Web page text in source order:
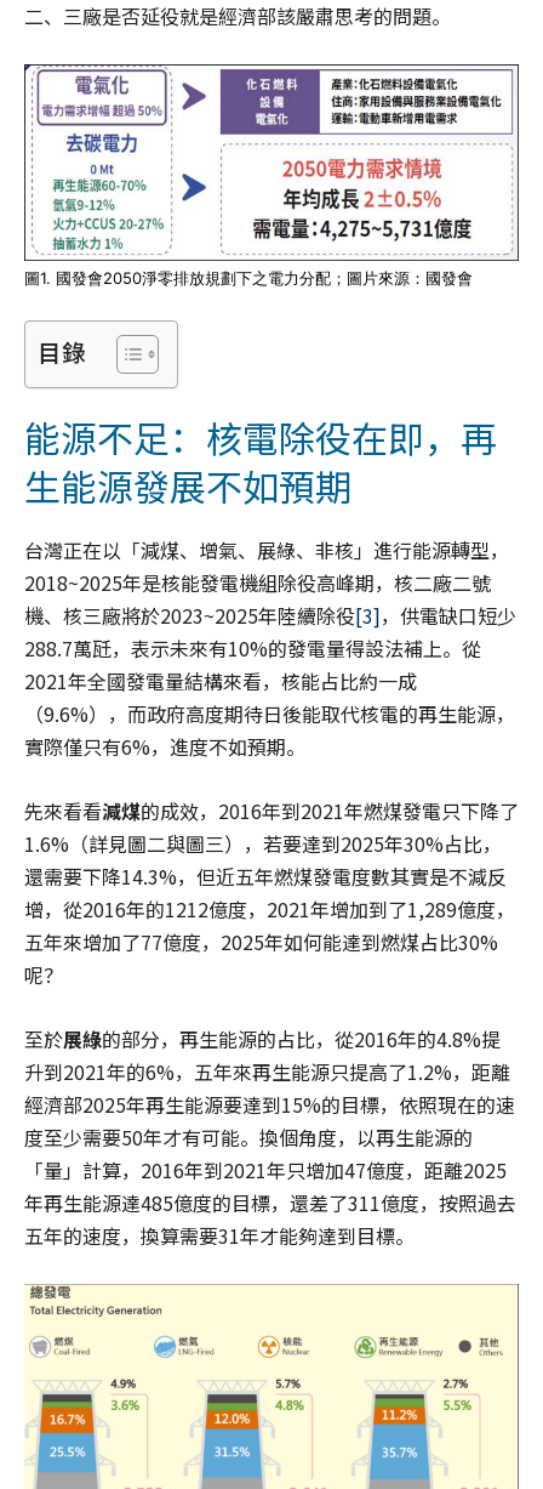
二、三廠是否延役就是經濟部該嚴肅思考的問題。
圖1. 國發會2050淨零排放規劃下之電力分配；圖片來源：國發會
目錄
能源不足：核電除役在即，再
生能源發展不如預期
台灣正在以「減煤、增氣、展綠、非核」進行能源轉型，
2018~2025年是核能發電機組除役高峰期，核二廠二號
機、核三廠將於2023~2025年陸續除役[3]，供電缺口短少
288.7萬瓩，表示未來有10%的發電量得設法補上。從
2021年全國發電量結構來看，核能占比約一成
（9.6%），而政府高度期待日後能取代核電的再生能源，
實際僅只有6%，進度不如預期。
先來看看減煤的成效，2016年到2021年燃煤發電只下降了
1.6%（詳見圖二與圖三），若要達到2025年30%占比，
還需要下降14.3%，但近五年燃煤發電度數其實是不減反
增，從2016年的1212億度，2021年增加到了1,289億度，
五年來增加了77億度，2025年如何能達到燃煤占比30%
呢？
至於展綠的部分，再生能源的占比，從2016年的4.8%提
升到2021年的6%，五年來再生能源只提高了1.2%，距離
經濟部2025年再生能源要達到15%的目標，依照現在的速
度至少需要50年才有可能。換個角度，以再生能源的
「量」計算，2016年到2021年只增加47億度，距離2025
年再生能源達485億度的目標，還差了311億度，按照過去
五年的速度，換算需要31年才能夠達到目標。